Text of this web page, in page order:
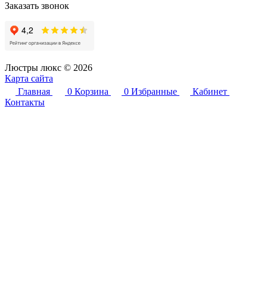
Заказать звонок
Люстры люкс © 2026
Карта сайта
Главная
0 Корзина 0 Избранные
Кабинет
Контакты